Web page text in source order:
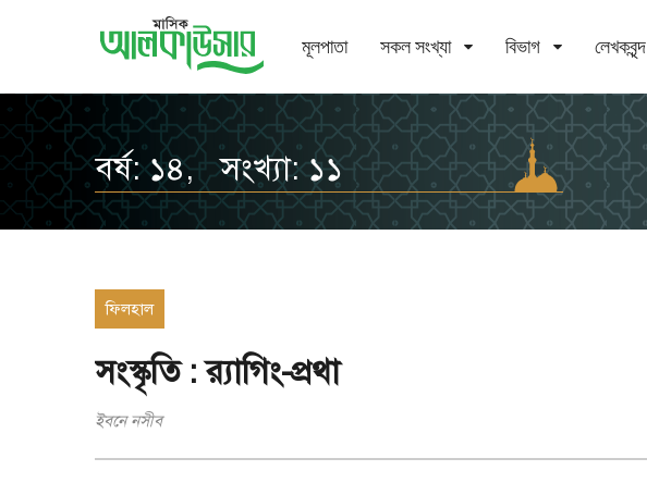
মূলপাতা সকল সংখ্যা বিভাগ লেখকবৃন্দ
বর্ষ: ১৪, সংখ্যা: ১১
ফিলহাল
সংস্কৃতি : র‌্যাগিং-প্রথা
ইবনে নসীব